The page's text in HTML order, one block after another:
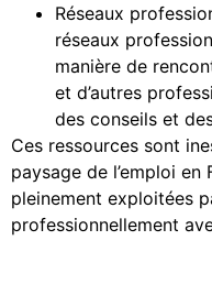
Réseaux
réseaux
manière de
et d’autres
des conseils et
Ces ressources sont
paysage de l’emploi
pleinement exploitées
professionnellement